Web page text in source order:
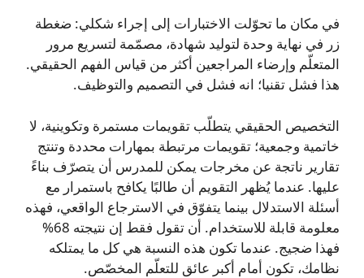
في مكان ما تحوّلت الاختبارات إلى إجراء شكلي: ضغطة
زر في نهاية وحدة لتوليد شهادة، مصمّمة لتسريع مرور
المتعلّم وإرضاء المراجعين أكثر من قياس الفهم الحقيقي.
هذا فشل تقنيا؛ انه فشل في التصميم والتوظيف.
التخصيص الحقيقي يتطلّب تقويمات مستمرة وتكوينية، لا
خاتمية وجمعية؛ تقويمات مرتبطة بمهارات محددة وتنتج
تقارير ناتجة عن مخرجات يمكن للمدرس أن يتصرّف بناءً
عليها. عندما يُظهر التقويم أن طالبًا يكافح باستمرار مع
أسئلة الاستدلال بينما يتفوّق في الاسترجاع الواقعي، فهذه
معلومة قابلة للاستخدام. أن تقول فقط إن نتيجته 68%
فهذا ضجيج. عندما تكون هذه النسبة هي كل ما يمتلكه
نظامك، تكون أمام أكبر عائق للتعلّم المخصّص.